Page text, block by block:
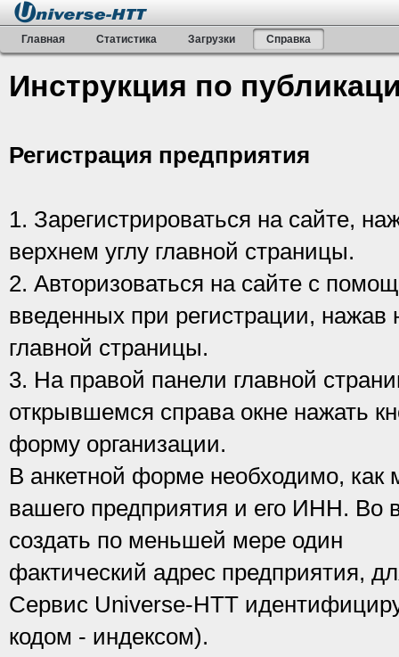
Главная Статистика Загрузки Справка
Инструкция по
Регистрация предприятия
1. Зарегистрироваться на сайте,
верхнем углу главной страницы.
2. Авторизоваться на сайте с
введенных при регистрации, нажав
главной страницы.
3. На правой панели главной
открывшемся справа окне нажать
форму организации.
В анкетной форме необходимо, как
вашего предприятия и его ИНН. Во
создать по меньшей мере один
фактический адрес предприятия,
Сервис Universe-HTT
кодом - индексом).